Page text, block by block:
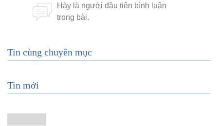
Tin cùng chuyên mục
Tin mới